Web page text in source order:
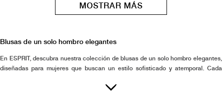
MOSTRAR MÁS
Blusas de un solo hombro elegantes
En ESPRIT, descubra nuestra colección de blusas de un solo hombro elegantes,
diseñadas para mujeres que buscan un estilo sofisticado y atemporal. Cada
meticulosa, pensada para ofrecer una prenda que resalte la confianza y